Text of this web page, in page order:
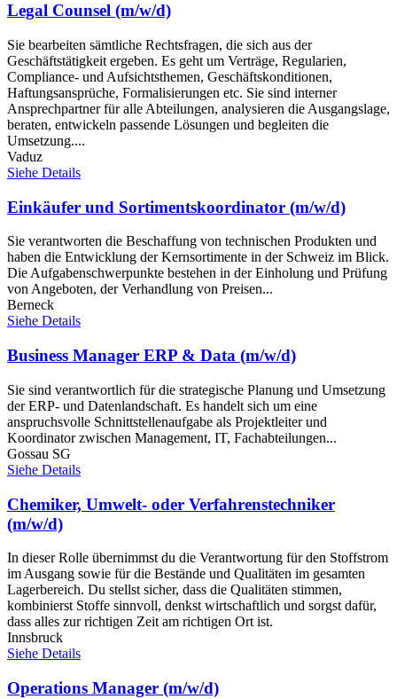
Legal Counsel (m/w/d)
Sie bearbeiten sämtliche Rechtsfragen, die sich aus der
Geschäftstätigkeit ergeben. Es geht um Verträge, Regularien,
Compliance- und Aufsichtsthemen, Geschäftskonditionen,
Haftungsansprüche, Formalisierungen etc. Sie sind interner
Ansprechpartner für alle Abteilungen, analysieren die Ausgangslage,
beraten, entwickeln passende Lösungen und begleiten die
Umsetzung....
Vaduz
Siehe Details
Einkäufer und Sortimentskoordinator (m/w/d)
Sie verantworten die Beschaffung von technischen Produkten und
haben die Entwicklung der Kernsortimente in der Schweiz im Blick.
Die Aufgabenschwerpunkte bestehen in der Einholung und Prüfung
von Angeboten, der Verhandlung von Preisen...
Berneck
Siehe Details
Business Manager ERP & Data (m/w/d)
Sie sind verantwortlich für die strategische Planung und Umsetzung
der ERP- und Datenlandschaft. Es handelt sich um eine
anspruchsvolle Schnittstellenaufgabe als Projektleiter und
Koordinator zwischen Management, IT, Fachabteilungen...
Gossau SG
Siehe Details
Chemiker, Umwelt- oder Verfahrenstechniker
(m/w/d)
In dieser Rolle übernimmst du die Verantwortung für den Stoffstrom
im Ausgang sowie für die Bestände und Qualitäten im gesamten
Lagerbereich. Du stellst sicher, dass die Qualitäten stimmen,
kombinierst Stoffe sinnvoll, denkst wirtschaftlich und sorgst dafür,
dass alles zur richtigen Zeit am richtigen Ort ist.
Innsbruck
Siehe Details
Operations Manager (m/w/d)